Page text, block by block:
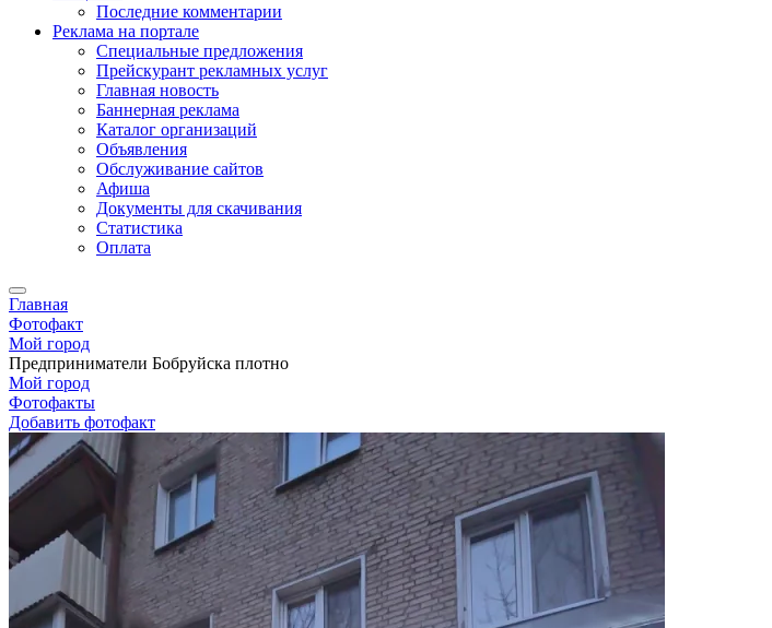
Последние комментарии
Реклама на портале
Специальные предложения
Прейскурант рекламных услуг
Главная новость
Баннерная реклама
Каталог организаций
Объявления
Обслуживание сайтов
Афиша
Документы для скачивания
Статистика
Оплата
Главная
Фотофакт
Мой город
Предприниматели Бобруйска плотно
Мой город
Фотофакты
Добавить фотофакт